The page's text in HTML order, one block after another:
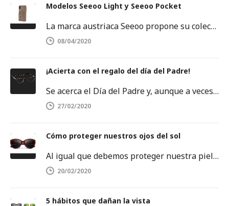
Modelos Seeoo Light y Seeoo Pocket
La marca austriaca Seeoo propone su colección de binóculos ligeros, disponibles tanto para hombres como para mujeres. SEEOO Light para…
08/04/2020
¡Acierta con el regalo del día del Padre!
Se acerca el Día del Padre y, aunque a veces se nos agoten las ideas, no debemos rendirnos. Este es…
27/02/2020
Cómo proteger nuestros ojos del sol
Al igual que debemos proteger nuestra piel del sol, también es importante proteger nuestros ojos. Los rayos ultravioletas pueden dañar…
20/02/2020
5 hábitos que dañan la vista